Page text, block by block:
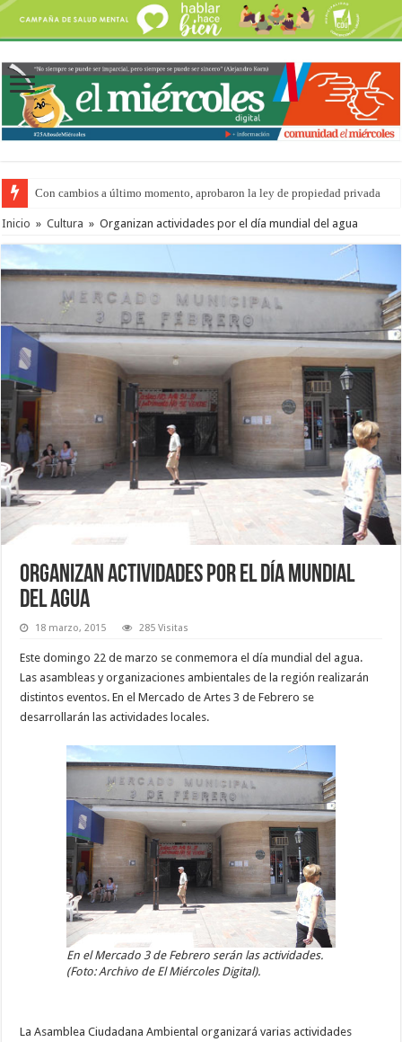
Con cambios a último momento, aprobaron la ley de propiedad privada
Adopción en Entre Ríos: el 35% de los 90 niños, niñas y adolescentes que
Inicio » Cultura » Organizan actividades por el día mundial del agua
Organizan actividades por el día mundial
del agua
18 marzo, 2015 285 Visitas
Este domingo 22 de marzo se conmemora el día mundial del agua.
Las asambleas y organizaciones ambientales de la región realizarán
distintos eventos. En el Mercado de Artes 3 de Febrero se
desarrollarán las actividades locales.
En el Mercado 3 de Febrero serán las actividades.
(Foto: Archivo de El Miércoles Digital).
La Asamblea Ciudadana Ambiental organizará varias actividades